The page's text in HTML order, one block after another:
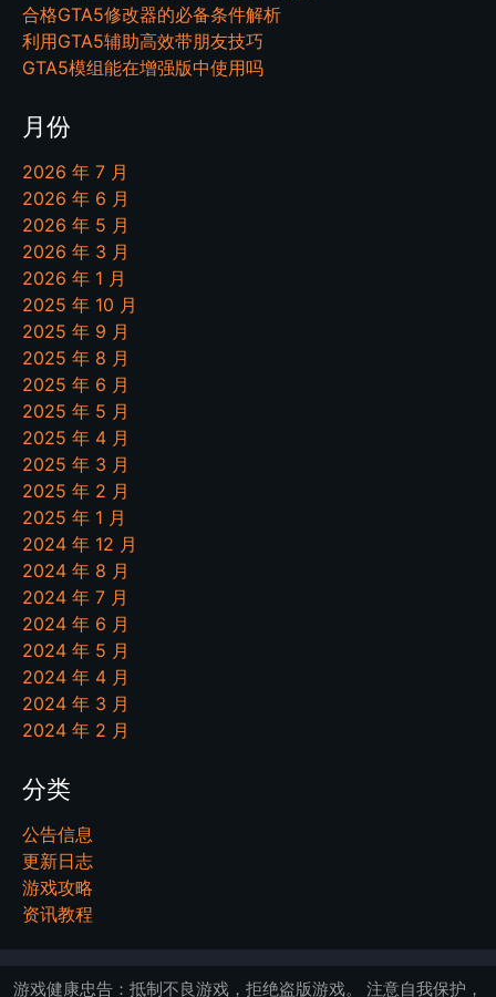
合格GTA5修改器的必备条件解析
利用GTA5辅助高效带朋友技巧
GTA5模组能在增强版中使用吗
月份
2026 年 7 月
2026 年 6 月
2026 年 5 月
2026 年 3 月
2026 年 1 月
2025 年 10 月
2025 年 9 月
2025 年 8 月
2025 年 6 月
2025 年 5 月
2025 年 4 月
2025 年 3 月
2025 年 2 月
2025 年 1 月
2024 年 12 月
2024 年 8 月
2024 年 7 月
2024 年 6 月
2024 年 5 月
2024 年 4 月
2024 年 3 月
2024 年 2 月
分类
公告信息
更新日志
游戏攻略
资讯教程
游戏健康忠告：抵制不良游戏，拒绝盗版游戏。 注意自我保护，